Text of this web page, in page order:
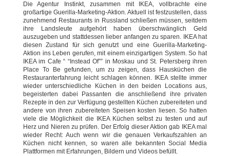
Die Agentur Instinkt, zusammen mit IKEA, vollbrachte eine
großartige Guerilla-Marketing-Aktion. Aktuell ist festzustellen, dass
zunehmend Restaurants in Russland schließen müssen, seitdem
ihre Landsleute aufgehört haben überschwänglich Geld
auszugeben und stattdessen lieber anfangen zu sparen. IKEA hat
diesen Zustand für sich genutzt und eine Guerilla-Marketing-
Aktion ins Leben gerufen, mit einem einzigartigen System. So hat
IKEA im Cafe “ “Instead Of”” in Moskau und St. Petersberg ihren
Place To Be gefunden, um zu zeigen, dass Hausküchen die
Restauranterfahrung leicht schlagen können. IKEA stellte immer
wieder unterschiedliche Küchen in den beiden Locations aus,
begeisterten dabei Passanten die anschließend ihre privaten
Rezepte in den zur Verfügung gestellten Küchen zubereiteten und
andere von ihren zubereiteten Speisen kosten liesen. So hatten
viele die Möglichkeit die IKEA Küchen selbst zu testen und auf
Herz und Nieren zu prüfen. Der Erfolg dieser Aktion gab IKEA mal
wieder Recht: Auch wenn wir die genauen Verkaufszahlen an
Küchen nicht kennen, so waren alle bekannten Social Media
Plattformen mit Erfahrungen, Bildern und Videos befüllt.